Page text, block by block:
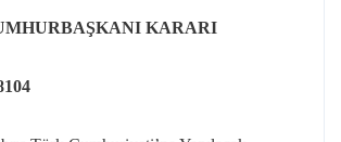
KARARI